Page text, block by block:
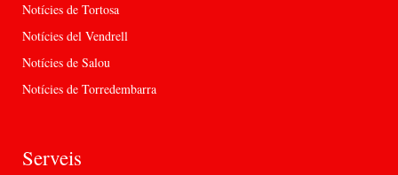
Notícies de Tortosa
Notícies del Vendrell
Notícies de Salou
Notícies de Torredembarra
Serveis